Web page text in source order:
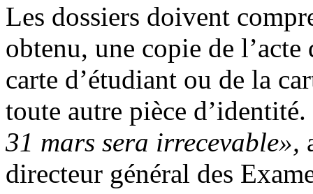
Les dossiers doivent
obtenu, une copie de
carte d’étudiant ou de la
toute autre pièce d’identité.
31 mars sera irrecevable»,
directeur général des